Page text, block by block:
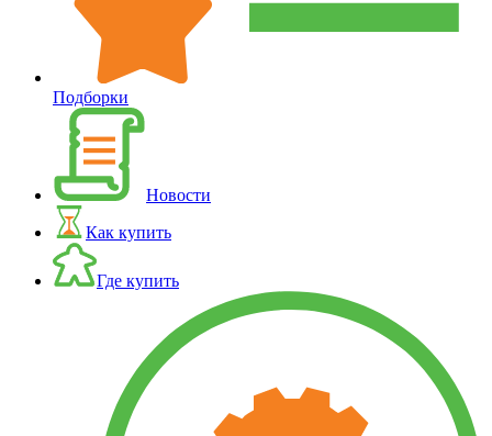
Подборки
Новости
Как купить
Где купить